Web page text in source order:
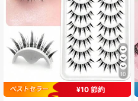
4.92 12K フォロワー
4.92 12K フォロワー
4.92 12K フォロワー
10
¥10 節約